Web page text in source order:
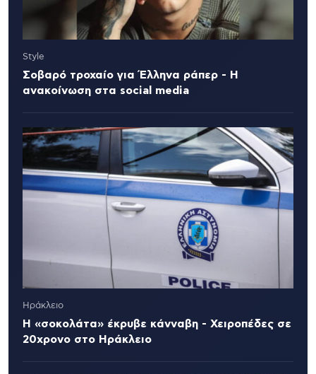
Style
Σοβαρό τροχαίο για Έλληνα ράπερ - Η
ανακοίνωση στα social media
Ηράκλειο
Η «σοκολάτα» έκρυβε κάνναβη - Χειροπέδες σε
20χρονο στο Ηράκλειο